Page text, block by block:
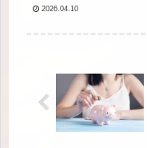
2026.04.10